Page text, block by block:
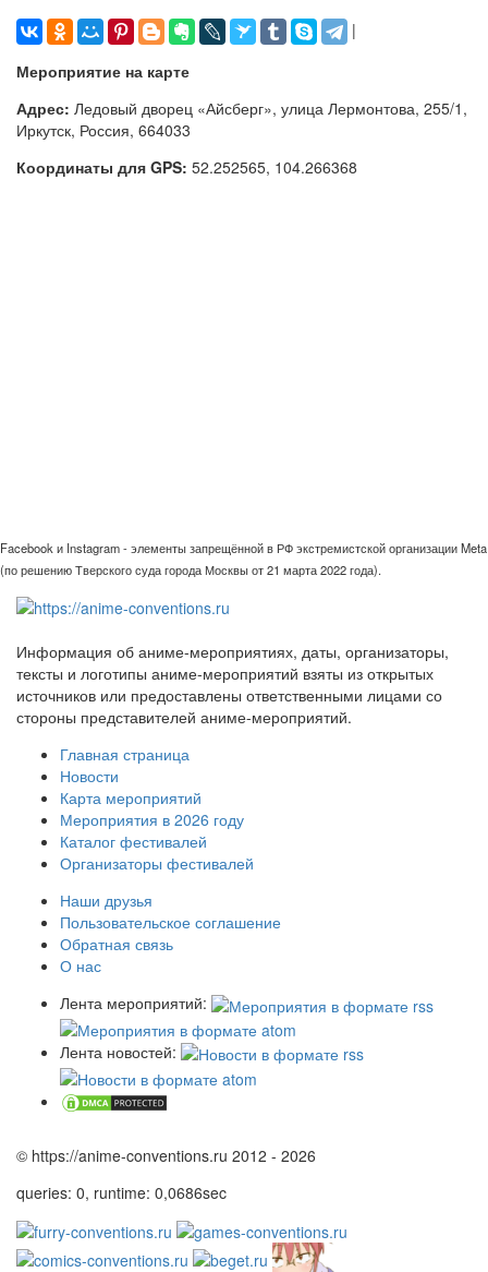
|
Мероприятие на карте
Адрес: Ледовый дворец «Айсберг», улица Лермонтова, 255/1,
Иркутск, Россия, 664033
Координаты для GPS: 52.252565, 104.266368
Facebook и Instagram - элементы запрещённой в РФ экстремистской организации Meta
(по решению Тверского суда города Москвы от 21 марта 2022 года).
Информация об аниме-мероприятиях, даты, организаторы,
тексты и логотипы аниме-мероприятий взяты из открытых
источников или предоставлены ответственными лицами со
стороны представителей аниме-мероприятий.
Главная страница
Новости
Карта мероприятий
Мероприятия в 2026 году
Каталог фестивалей
Организаторы фестивалей
Наши друзья
Пользовательское соглашение
Обратная связь
О нас
Лента мероприятий:
Лента новостей:
© https://anime-conventions.ru 2012 - 2026
queries: 0, runtime: 0,0686sec